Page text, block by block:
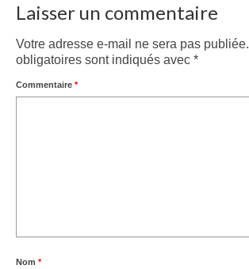
Laisser un commentaire
Votre adresse e-mail ne sera pas publiée.
obligatoires sont indiqués avec *
Commentaire *
Nom *